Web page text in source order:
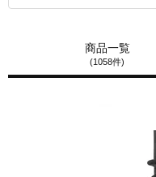
商品一覧
(1058件)